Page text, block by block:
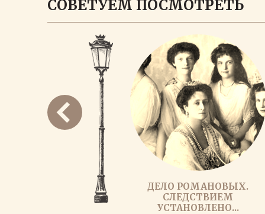
СОВЕТУЕМ ПОСМОТРЕТЬ
ДЕЛО РОМАНОВЫХ.
СЛЕДСТВИЕМ
УСТАНОВЛЕНО...